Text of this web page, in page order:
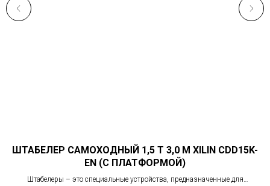
ШТАБЕЛЕР САМОХОДНЫЙ 1,5 Т 3,0 М XILIN CDD15K-
EN (С ПЛАТФОРМОЙ)
Штабелеры – это специальные устройства, предназначенные для